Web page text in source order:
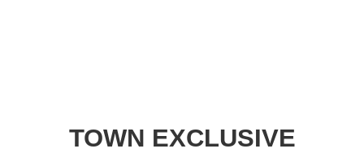
TOWN EXCLUSIVE